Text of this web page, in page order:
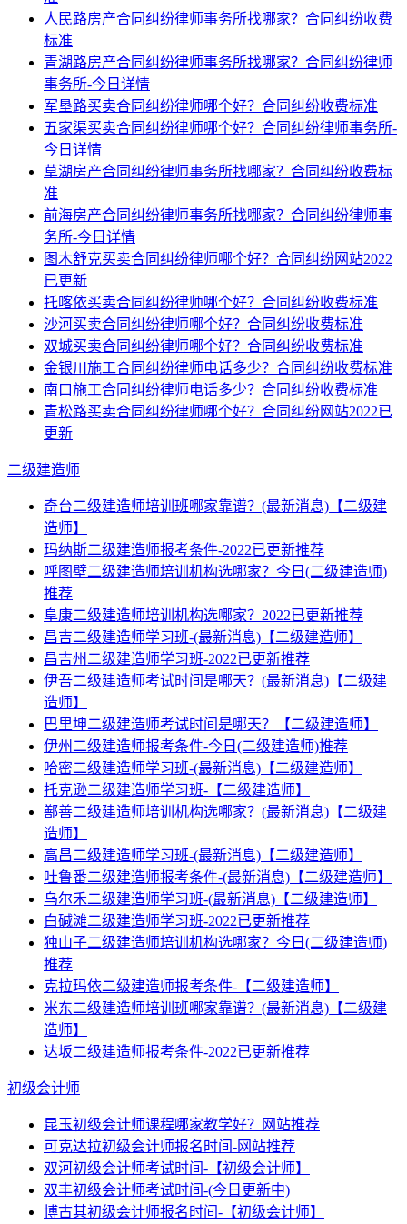
人民路房产合同纠纷律师事务所找哪家？合同纠纷收费
标准
青湖路房产合同纠纷律师事务所找哪家？合同纠纷律师
事务所-今日详情
军垦路买卖合同纠纷律师哪个好？合同纠纷收费标准
五家渠买卖合同纠纷律师哪个好？合同纠纷律师事务所-
今日详情
草湖房产合同纠纷律师事务所找哪家？合同纠纷收费标
准
前海房产合同纠纷律师事务所找哪家？合同纠纷律师事
务所-今日详情
图木舒克买卖合同纠纷律师哪个好？合同纠纷网站2022
已更新
托喀依买卖合同纠纷律师哪个好？合同纠纷收费标准
沙河买卖合同纠纷律师哪个好？合同纠纷收费标准
双城买卖合同纠纷律师哪个好？合同纠纷收费标准
金银川施工合同纠纷律师电话多少？合同纠纷收费标准
南口施工合同纠纷律师电话多少？合同纠纷收费标准
青松路买卖合同纠纷律师哪个好？合同纠纷网站2022已
更新
二级建造师
奇台二级建造师培训班哪家靠谱？(最新消息)【二级建
造师】
玛纳斯二级建造师报考条件-2022已更新推荐
呼图壁二级建造师培训机构选哪家？今日(二级建造师)
推荐
阜康二级建造师培训机构选哪家？2022已更新推荐
昌吉二级建造师学习班-(最新消息)【二级建造师】
昌吉州二级建造师学习班-2022已更新推荐
伊吾二级建造师考试时间是哪天？(最新消息)【二级建
造师】
巴里坤二级建造师考试时间是哪天？【二级建造师】
伊州二级建造师报考条件-今日(二级建造师)推荐
哈密二级建造师学习班-(最新消息)【二级建造师】
托克逊二级建造师学习班-【二级建造师】
鄯善二级建造师培训机构选哪家？(最新消息)【二级建
造师】
高昌二级建造师学习班-(最新消息)【二级建造师】
吐鲁番二级建造师报考条件-(最新消息)【二级建造师】
乌尔禾二级建造师学习班-(最新消息)【二级建造师】
白碱滩二级建造师学习班-2022已更新推荐
独山子二级建造师培训机构选哪家？今日(二级建造师)
推荐
克拉玛依二级建造师报考条件-【二级建造师】
米东二级建造师培训班哪家靠谱？(最新消息)【二级建
造师】
达坂二级建造师报考条件-2022已更新推荐
初级会计师
昆玉初级会计师课程哪家教学好？网站推荐
可克达拉初级会计师报名时间-网站推荐
双河初级会计师考试时间-【初级会计师】
双丰初级会计师考试时间-(今日更新中)
博古其初级会计师报名时间-【初级会计师】